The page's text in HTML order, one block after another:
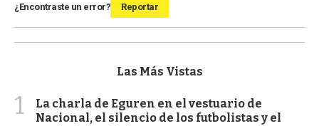
¿Encontraste un error? Reportar
Las Más Vistas
1
La charla de Eguren en el vestuario de
Nacional, el silencio de los futbolistas y el